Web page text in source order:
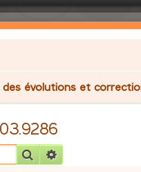
des évolutions et
Rechercher